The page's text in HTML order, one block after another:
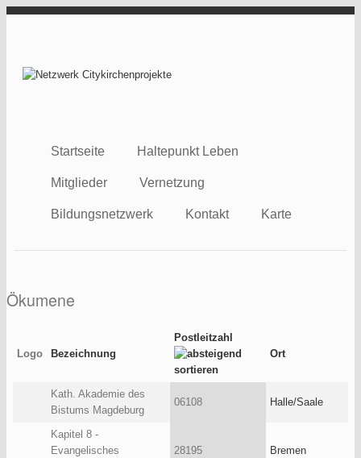
Direkt zum Inhalt
Startseite Haltepunkt Leben
Mitglieder Vernetzung
Bildungsnetzwerk Kontakt Karte
Ökumene
Logo Bezeichnung
Postleitzahl
Ort
Kath. Akademie des
Bistums Magdeburg
06108 Halle/Saale
Kapitel 8 -
Evangelisches
28195 Bremen